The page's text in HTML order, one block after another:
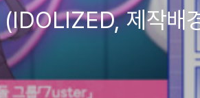
(IDOLIZED, 제작배